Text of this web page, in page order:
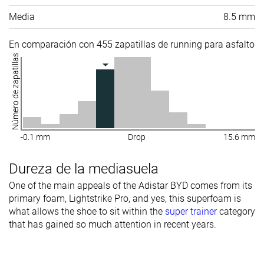
Media 8.5 mm
En comparación con 455 zapatillas de running para asfalto
Número de zapatillas
-0.1 mm Drop 15.6 mm
Dureza de la mediasuela
One of the main appeals of the Adistar BYD comes from its
primary foam, Lightstrike Pro, and yes, this superfoam is
what allows the shoe to sit within the super trainercategory
that has gained so much attention in recent years.